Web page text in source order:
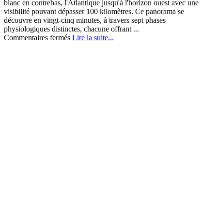
blanc en contrebas, l'Atlantique jusqu'à l'horizon ouest avec une
visibilité pouvant dépasser 100 kilomètres. Ce panorama se
découvre en vingt-cinq minutes, à travers sept phases
physiologiques distinctes, chacune offrant ...
Commentaires ferméssur
Lire la suite...